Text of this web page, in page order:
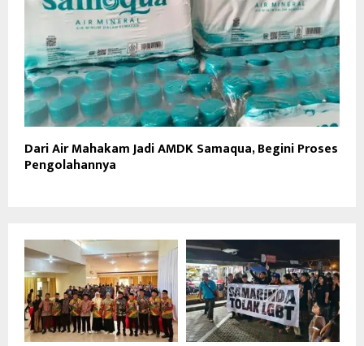
Dari Air Mahakam Jadi AMDK Samaqua, Begini Proses
Pengolahannya